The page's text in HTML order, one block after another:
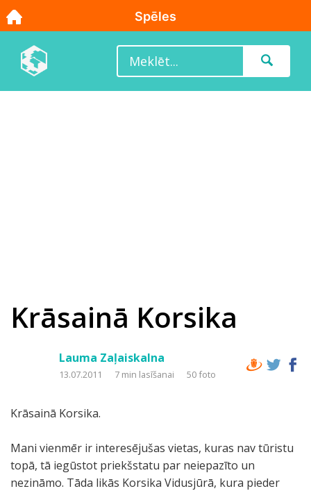
Krāsainā Korsika
Lauma Zaļaiskalna
13.07.2011 7 min lasīšanai 50 foto
Krāsainā Korsika.
Mani vienmēr ir interesējušas vietas, kuras nav tūristu
topā, tā iegūstot priekšstatu par neiepazīto un
nezināmo. Tāda likās Korsika Vidusjūrā, kura pieder